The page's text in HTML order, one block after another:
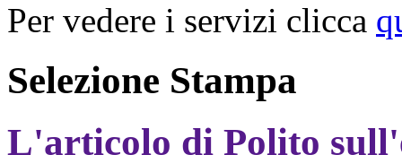
Per vedere i servizi clicca
Selezione Stampa
L'articolo di Polito